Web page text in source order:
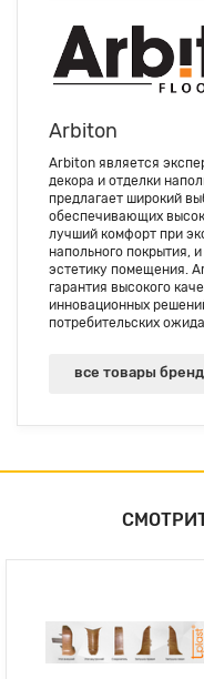
Arbiton
Arbiton является
декора и отделки
предлагает широкий
обеспечивающих
лучший комфорт при
напольного покрытия,
эстетику помещения.
гарантия высокого
инновационных
потребительских
все товары